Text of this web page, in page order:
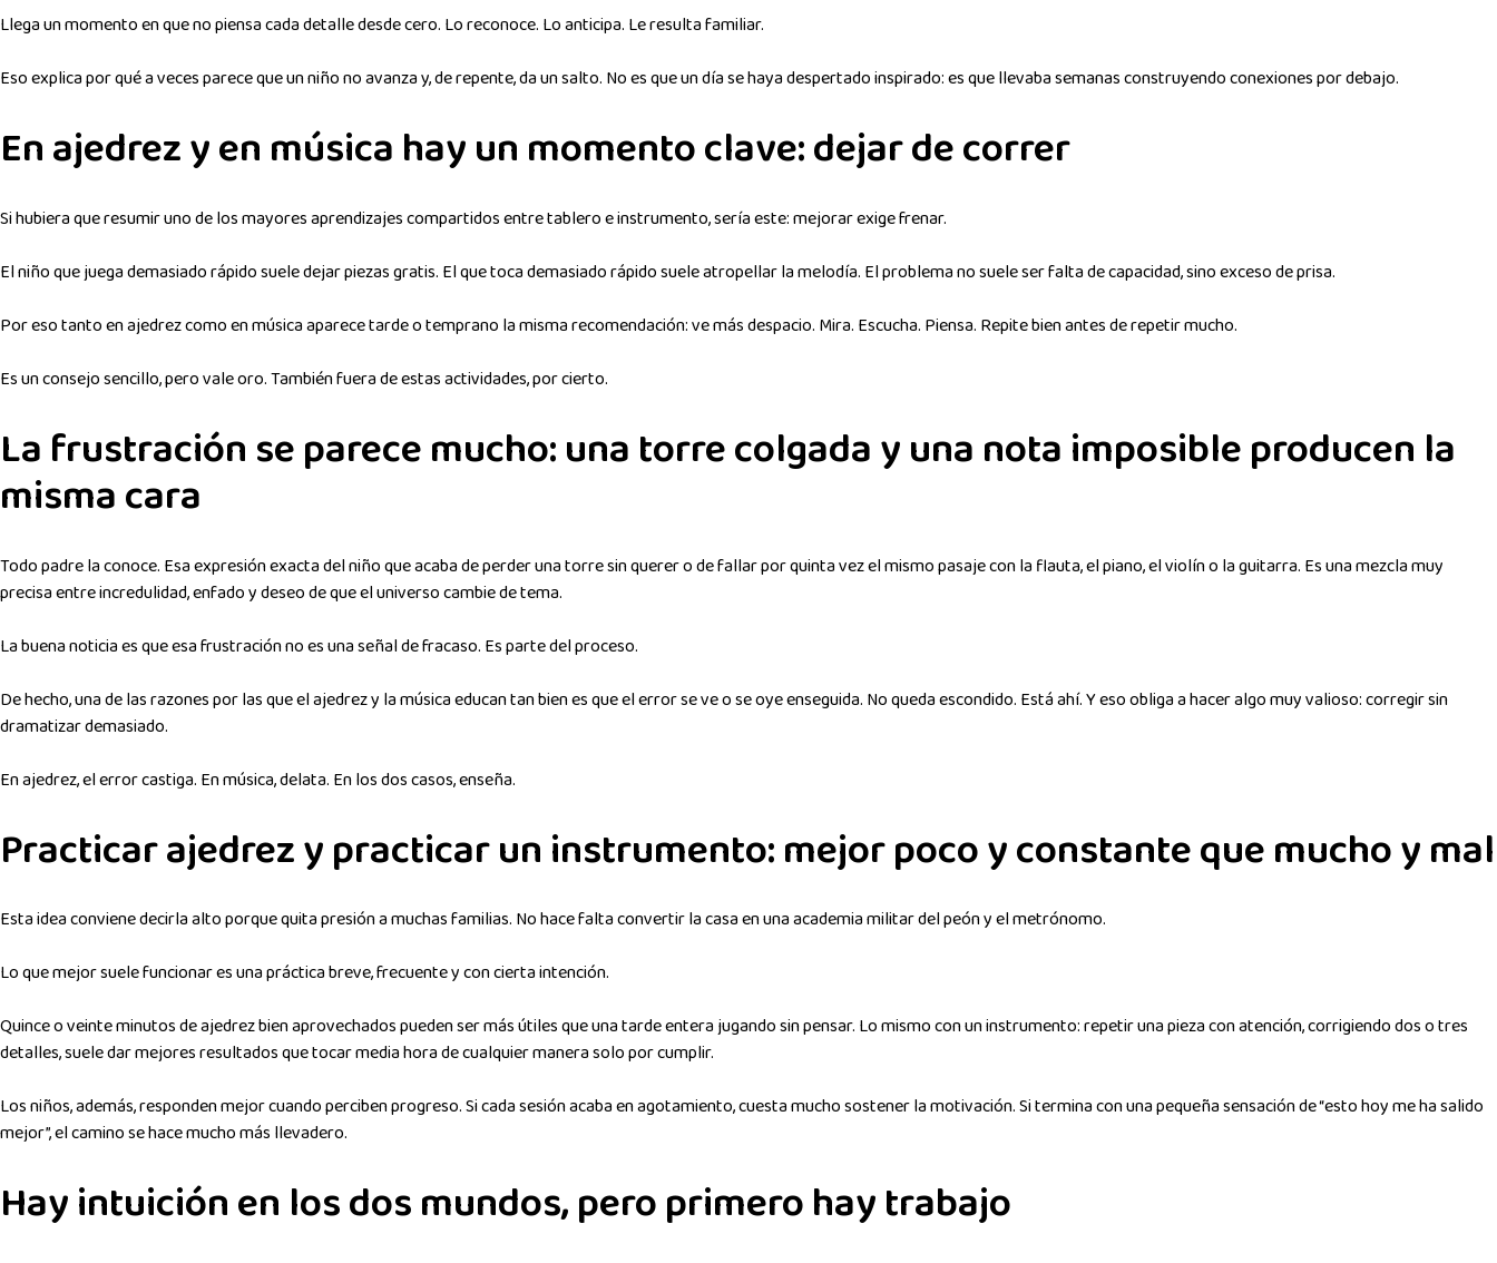
Llega un momento en que no piensa cada detalle desde cero. Lo reconoce. Lo anticipa. Le resulta familiar.
Eso explica por qué a veces parece que un niño no avanza y, de repente, da un salto. No es que un día se haya despertado inspirado: es que llevaba semanas construyendo conexiones por debajo.
En ajedrez y en música hay un momento clave: dejar de correr
Si hubiera que resumir uno de los mayores aprendizajes compartidos entre tablero e instrumento, sería este: mejorar exige frenar.
El niño que juega demasiado rápido suele dejar piezas gratis. El que toca demasiado rápido suele atropellar la melodía. El problema no suele ser falta de capacidad, sino exceso de prisa.
Por eso tanto en ajedrez como en música aparece tarde o temprano la misma recomendación: ve más despacio. Mira. Escucha. Piensa. Repite bien antes de repetir mucho.
Es un consejo sencillo, pero vale oro. También fuera de estas actividades, por cierto.
La frustración se parece mucho: una torre colgada y una nota imposible producen la
misma cara
Todo padre la conoce. Esa expresión exacta del niño que acaba de perder una torre sin querer o de fallar por quinta vez el mismo pasaje con la flauta, el piano, el violín o la guitarra. Es una mezcla muy
precisa entre incredulidad, enfado y deseo de que el universo cambie de tema.
La buena noticia es que esa frustración no es una señal de fracaso. Es parte del proceso.
De hecho, una de las razones por las que el ajedrez y la música educan tan bien es que el error se ve o se oye enseguida. No queda escondido. Está ahí. Y eso obliga a hacer algo muy valioso: corregir sin
dramatizar demasiado.
En ajedrez, el error castiga. En música, delata. En los dos casos, enseña.
Practicar ajedrez y practicar un instrumento: mejor poco y constante que mucho y mal
Esta idea conviene decirla alto porque quita presión a muchas familias. No hace falta convertir la casa en una academia militar del peón y el metrónomo.
Lo que mejor suele funcionar es una práctica breve, frecuente y con cierta intención.
Quince o veinte minutos de ajedrez bien aprovechados pueden ser más útiles que una tarde entera jugando sin pensar. Lo mismo con un instrumento: repetir una pieza con atención, corrigiendo dos o tres
detalles, suele dar mejores resultados que tocar media hora de cualquier manera solo por cumplir.
Los niños, además, responden mejor cuando perciben progreso. Si cada sesión acaba en agotamiento, cuesta mucho sostener la motivación. Si termina con una pequeña sensación de “esto hoy me ha salido
mejor”, el camino se hace mucho más llevadero.
Hay intuición en los dos mundos, pero primero hay trabajo